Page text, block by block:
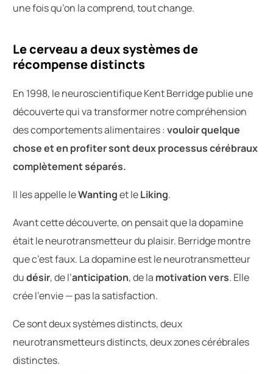
une fois qu’on la comprend, tout change.
Le cerveau a deux systèmes de
récompense distincts
En 1998, le neuroscientifique Kent Berridge publie une
découverte qui va transformer notre compréhension
des comportements alimentaires :vouloir quelque
chose et en profiter sont deux processus cérébraux
complètement séparés.
Il les appelle leWantinget leLiking.
Avant cette découverte, on pensait que la dopamine
était le neurotransmetteur du plaisir. Berridge montre
que c’est faux. La dopamine est le neurotransmetteur
dudésir, de l’anticipation, de la motivation vers. Elle
crée l’envie — pas la satisfaction.
Ce sont deux systèmes distincts, deux
neurotransmetteurs distincts, deux zones cérébrales
distinctes.